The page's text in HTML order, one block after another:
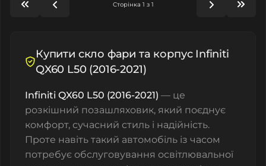
Сторінка 1 з 1
Купити скло фари та корпус Infiniti
QX60 L50 (2016-2021)
Infiniti QX60 L50 (2016-2021) — це
розкішний позашляховик, який поєднує
комфорт, сучасний стиль і надійність.
Проте навіть такий автомобіль із часом
потребує обслуговування освітлювальної